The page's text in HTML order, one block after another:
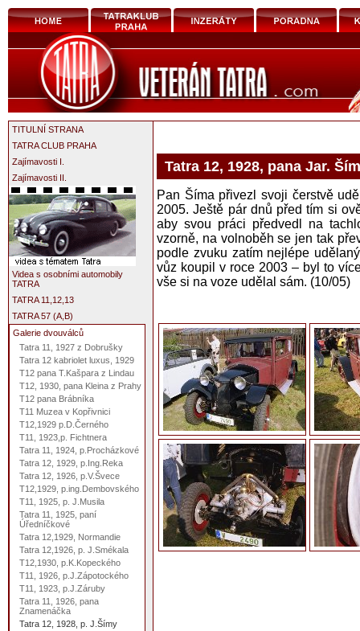
TITULNÍ STRANA
TATRA CLUB PRAHA
Zajímavosti I.
Zajímavosti II.
Videa s osobními automobily
TATRA
TATRA 11,12,13
TATRA 57 (A,B)
Galerie dvouválců
Tatra 11, 1927 z Dobrušky
Tatra 12 kabriolet luxus, 1929
T12 pana T.Kašpara z Lindau
T12, 1930, pana Kleina z Prahy
T12 pana Brábníka
T11 Muzea v Kopřivnici
T12,1929 p.D.Černého
T11, 1923,p. Fichtnera
Tatra 11, 1924, p.Procházkové
Tatra 12, 1929, p.Ing.Reka
Tatra 12, 1926, p.V.Švece
T12,1929, p.ing.Dembovského
T11, 1925, p. J.Musila
Tatra 11, 1925, paní
Úředníčkové
Tatra 12,1929, Normandie
Tatra 12,1926, p. J.Smékala
T12,1930, p.K.Kopeckého
T11, 1926, p.J.Zápotockého
T11, 1923, p.J.Záruby
Tatra 11, 1926, pana
Znamenáčka
Tatra 12, 1928, p. J.Šímy
Tatra 12, 1928, pana Jar.
Pan Šíma přivezl svoji čerstvě
2005. Ještě pár dnů před tím si
aby svou práci předvedl na
vzorně, na volnoběh se jen tak
podle zvuku zatím nejlépe
vůz koupil v roce 2003 – byl to
vše si na voze udělal sám. (10/05)